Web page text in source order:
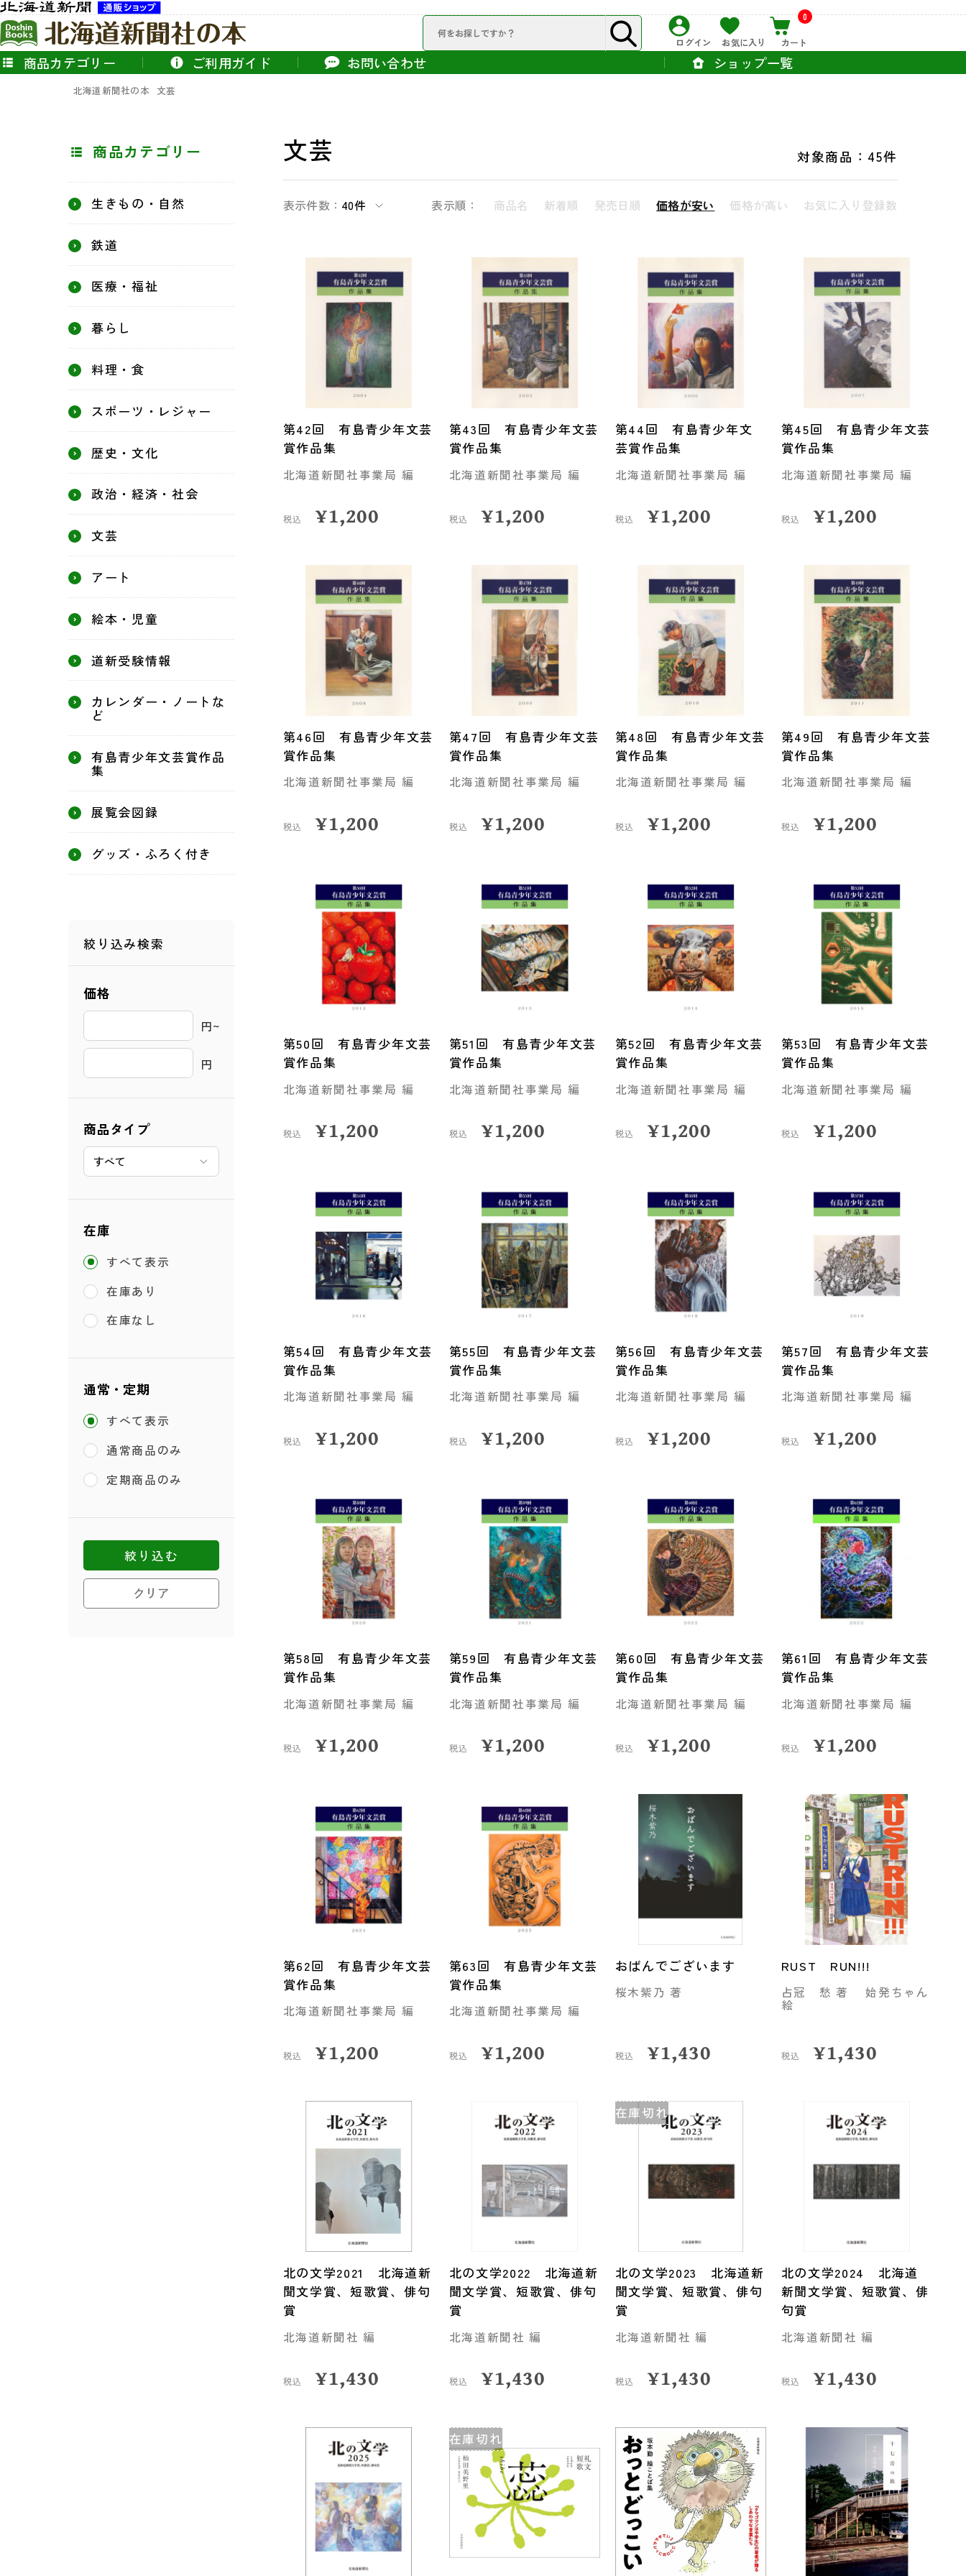
ログイン お気に入り
0
カート
商品カテゴリー ショップ一覧
ご利用ガイド お問い合わせ
北海道新聞社の本 文芸
商品カテゴリー
生きもの・自然
鉄道
医療・福祉
暮らし
料理・食
スポーツ・レジャー
歴史・文化
政治・経済・社会
文芸
アート
絵本・児童
道新受験情報
カレンダー・ノートな
ど
有島青少年文芸賞作品
集
展覧会図録
グッズ・ふろく付き
絞り込み検索
価格
円~
円
商品タイプ
在庫
すべて表示
在庫あり
在庫なし
通常・定期
すべて表示
通常商品のみ
定期商品のみ
クリア
絞り込む
文芸 対象商品： 45件
表示件数： 40件 表示順： 商品名 新着順 発売日順 価格が安い 価格が高い お気に入り登録数
第42回 有島青少年文芸
賞作品集
北海道新聞社事業局 編
税込 ¥1,200
第43回 有島青少年文芸
賞作品集
北海道新聞社事業局 編
税込 ¥1,200
第44回 有島青少年文
芸賞作品集
北海道新聞社事業局 編
税込 ¥1,200
第45回 有島青少年文芸
賞作品集
北海道新聞社事業局 編
税込 ¥1,200
第46回 有島青少年文芸
賞作品集
北海道新聞社事業局 編
税込 ¥1,200
第47回 有島青少年文芸
賞作品集
北海道新聞社事業局 編
税込 ¥1,200
第48回 有島青少年文芸
賞作品集
北海道新聞社事業局 編
税込 ¥1,200
第49回 有島青少年文芸
賞作品集
北海道新聞社事業局 編
税込 ¥1,200
第50回 有島青少年文芸
賞作品集
北海道新聞社事業局 編
税込 ¥1,200
第51回 有島青少年文芸
賞作品集
北海道新聞社事業局 編
税込 ¥1,200
第52回 有島青少年文芸
賞作品集
北海道新聞社事業局 編
税込 ¥1,200
第53回 有島青少年文芸
賞作品集
北海道新聞社事業局 編
税込 ¥1,200
第54回 有島青少年文芸
賞作品集
北海道新聞社事業局 編
税込 ¥1,200
第55回 有島青少年文芸
賞作品集
北海道新聞社事業局 編
税込 ¥1,200
第56回 有島青少年文芸
賞作品集
北海道新聞社事業局 編
税込 ¥1,200
第57回 有島青少年文芸
賞作品集
北海道新聞社事業局 編
税込 ¥1,200
第58回 有島青少年文芸
賞作品集
北海道新聞社事業局 編
税込 ¥1,200
第59回 有島青少年文芸
賞作品集
北海道新聞社事業局 編
税込 ¥1,200
第60回 有島青少年文芸
賞作品集
北海道新聞社事業局 編
税込 ¥1,200
第61回 有島青少年文芸
賞作品集
北海道新聞社事業局 編
税込 ¥1,200
第62回 有島青少年文芸
賞作品集
北海道新聞社事業局 編
税込 ¥1,200
第63回 有島青少年文芸
賞作品集
北海道新聞社事業局 編
税込 ¥1,200
おばんでございます
桜木紫乃 著
税込 ¥1,430
RUST RUN!!!
占冠 愁 著 始発ちゃん
絵
税込 ¥1,430
北の文学2021 北海道新
聞文学賞、短歌賞、俳句
賞
北海道新聞社 編
税込 ¥1,430
北の文学2022 北海道新
聞文学賞、短歌賞、俳句
賞
北海道新聞社 編
税込 ¥1,430
在庫切れ
北の文学2023 北海道新
聞文学賞、短歌賞、俳句
賞
北海道新聞社 編
税込 ¥1,430
北の文学2024 北海道
新聞文学賞、短歌賞、俳
句賞
北海道新聞社 編
税込 ¥1,430
在庫切れ